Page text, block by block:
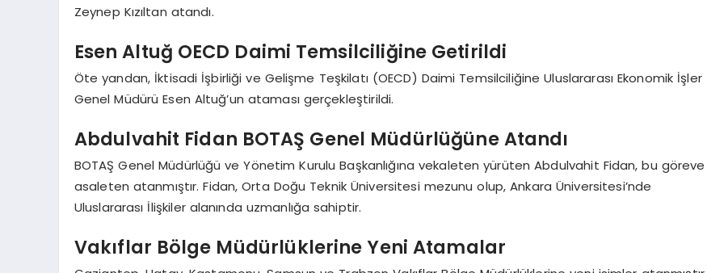
Zeynep Kızıltan atandı.
Esen Altuğ OECD Daimi Temsilciliğine Getirildi
Öte yandan, İktisadi İşbirliği ve Gelişme Teşkilatı (OECD) Daimi Temsilciliğine Uluslararası Ekonomik İşler
Genel Müdürü Esen Altuğ’un ataması gerçekleştirildi.
Abdulvahit Fidan BOTAŞ Genel Müdürlüğüne Atandı
BOTAŞ Genel Müdürlüğü ve Yönetim Kurulu Başkanlığına vekaleten yürüten Abdulvahit Fidan, bu göreve
asaleten atanmıştır. Fidan, Orta Doğu Teknik Üniversitesi mezunu olup, Ankara Üniversitesi’nde
Uluslararası İlişkiler alanında uzmanlığa sahiptir.
Vakıflar Bölge Müdürlüklerine Yeni Atamalar